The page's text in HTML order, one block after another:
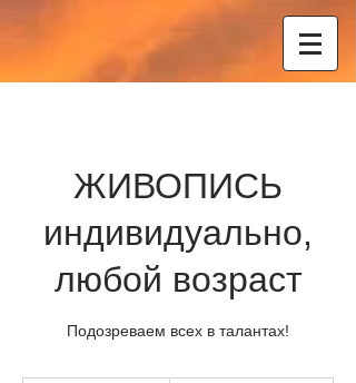
ЖИВОПИСЬ
индивидуально,
любой возраст
Подозреваем всех в талантах!